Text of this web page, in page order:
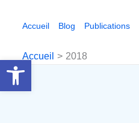
Ouvrir la barre d’outils
Accueil Blog Publications
Accueil 2018